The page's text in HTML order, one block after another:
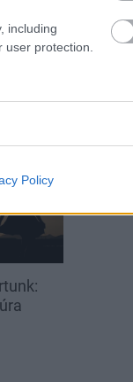
including
protection.
Policy